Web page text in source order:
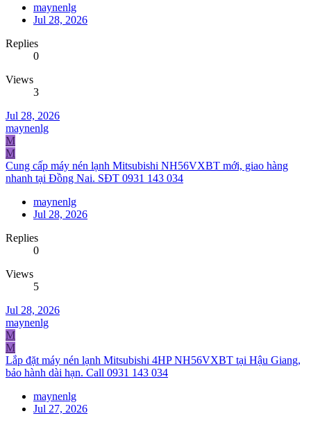
maynenlg
Jul 28, 2026
Replies
0
Views
3
Jul 28, 2026
maynenlg
M
M
Cung cấp máy nén lạnh Mitsubishi NH56VXBT mới, giao hàng
nhanh tại Đồng Nai. SĐT 0931 143 034
maynenlg
Jul 28, 2026
Replies
0
Views
5
Jul 28, 2026
maynenlg
M
M
Lắp đặt máy nén lạnh Mitsubishi 4HP NH56VXBT tại Hậu Giang,
bảo hành dài hạn. Call 0931 143 034
maynenlg
Jul 27, 2026